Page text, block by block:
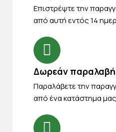
Eπιστρέψτε την
από αυτή εντός 14
Δωρεάν παραλαβή
Παραλάβετε την
από ένα κατάστημα μας